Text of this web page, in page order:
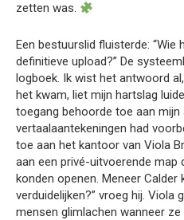
zetten was.
Een bestuurslid fluisterde: “Wie
definitieve upload?” De
logboek. Ik wist het antwoord
het kwam, liet mijn hartslag
toegang behoorde toe aan
vertaalaantekeningen had
toe aan het kantoor van Viola
aan een privé-uitvoerende map
konden openen. Meneer Calder
verduidelijken?” vroeg hij. Viola
mensen glimlachen wanneer